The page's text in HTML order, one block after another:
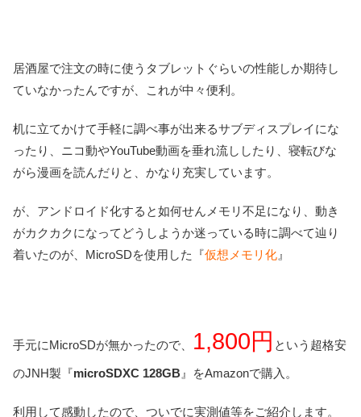
居酒屋で注文の時に使うタブレットぐらいの性能しか期待し
ていなかったんですが、これが中々便利。
机に立てかけて手軽に調べ事が出来るサブディスプレイにな
ったり、ニコ動やYouTube動画を垂れ流ししたり、寝転びな
がら漫画を読んだりと、かなり充実しています。
が、アンドロイド化すると如何せんメモリ不足になり、動き
がカクカクになってどうしようか迷っている時に調べて辿り
着いたのが、MicroSDを使用した『仮想メモリ化 』
手元にMicroSDが無かったので、 1,800円 という超格安
のJNH製『microSDXC 128GB 』をAmazonで購入。
利用して感動したので、ついでに実測値等をご紹介します。